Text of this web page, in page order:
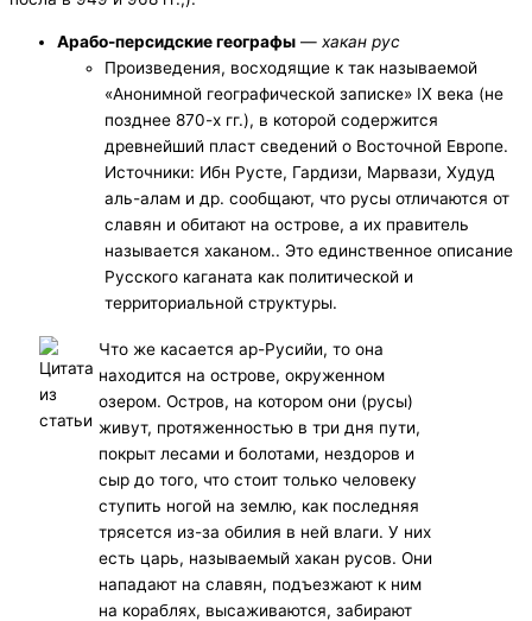
Арабо-персидские географы — хакан рус
Произведения, восходящие к так называемой
«Анонимной географической записке» IX века (не
позднее 870-х гг.), в которой содержится
древнейший пласт сведений о Восточной Европе.
Источники: Ибн Русте, Гардизи, Марвази, Худуд
аль-алам и др. сообщают, что русы отличаются от
славян и обитают на острове, а их правитель
называется хаканом.. Это единственное описание
Русского каганата как политической и
территориальной структуры.
Что же касается ар-Русийи, то она
находится на острове, окруженном
озером. Остров, на котором они (русы)
живут, протяженностью в три дня пути,
покрыт лесами и болотами, нездоров и
сыр до того, что стоит только человеку
ступить ногой на землю, как последняя
трясется из-за обилия в ней влаги. У них
есть царь, называемый хакан русов. Они
нападают на славян, подъезжают к ним
на кораблях, высаживаются, забирают